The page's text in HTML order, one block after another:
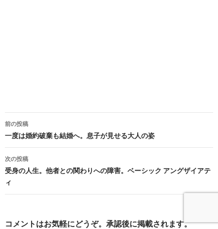
投
稿
ナ
ビ
ゲ
シ
前の投稿
一度は婚約破棄も結婚へ。息子が見せる大人の姿
次の投稿
受身の人生。他者との関わりへの障害。ベーシック アングザイアテ
ィ
コメントはお気軽にどうぞ。承認後に掲載されます。